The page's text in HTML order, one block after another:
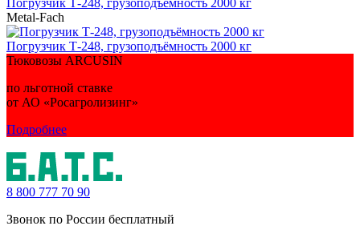
Metal-Fach
Погрузчик Т-248, грузоподъёмность 2000 кг
Тюковозы ARCUSIN
по льготной ставке
от АО «Росагролизинг»
Подробнее
8 800 777 70 90
Звонок по России бесплатный